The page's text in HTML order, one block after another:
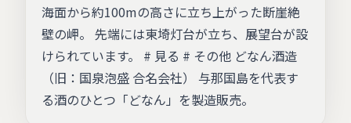
海面から約100mの高さに立ち上がった断崖絶
壁の岬。 先端には東埼灯台が立ち、展望台が設
けられています。 # 見る # その他 どなん酒造
（旧：国泉泡盛 合名会社） 与那国島を代表す
る酒のひとつ「どなん」を製造販売。